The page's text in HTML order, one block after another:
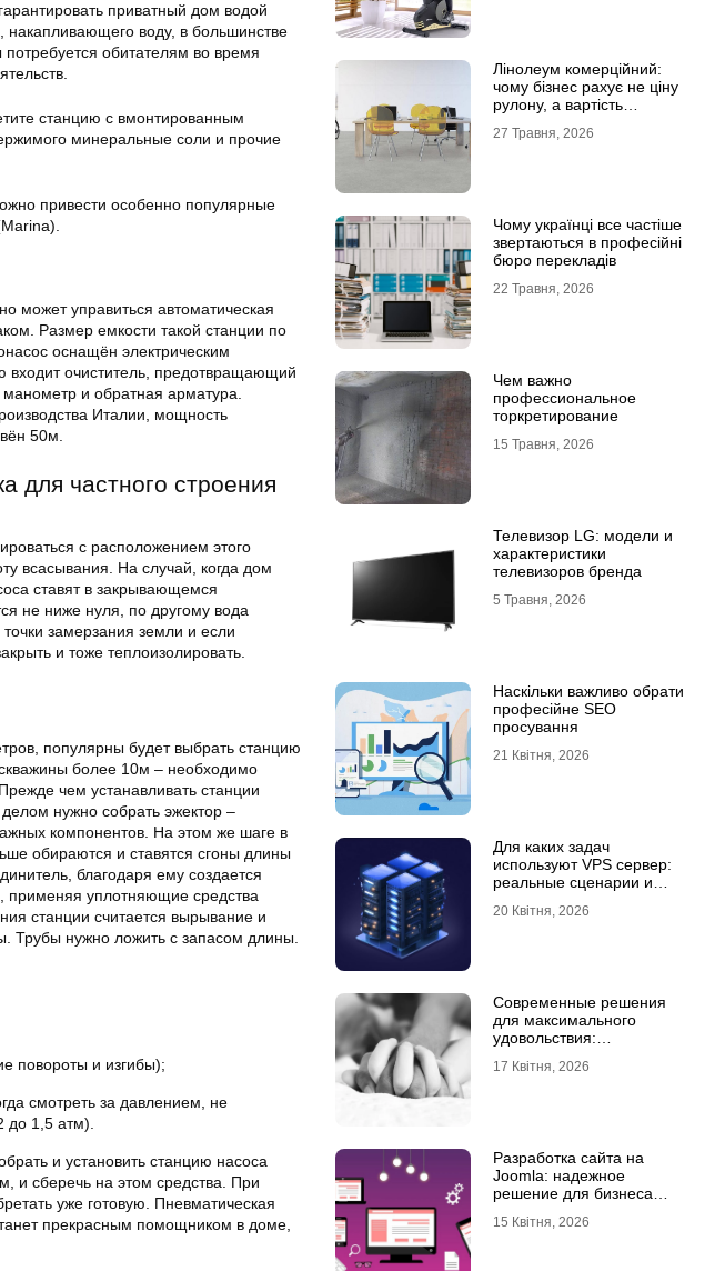
приватный дом водой
накапливающего воду, в большинстве
обитателям во время
станцию с вмонтированным
минеральные соли и прочие
привести особенно популярные
может управиться автоматическая
Размер емкости такой станции по
оснащён электрическим
входит очиститель, предотвращающий
и обратная арматура.
Италии, мощность
50м.
для частного строения
с расположением этого
всасывания. На случай, когда дом
ставят в закрывающемся
не ниже нуля, по другому вода
замерзания земли и если
и тоже теплоизолировать.
популярны будет выбрать станцию
более 10м – необходимо
чем устанавливать станции
нужно собрать эжектор –
компонентов. На этом же шаге в
обираются и ставятся сгоны длины
благодаря ему создается
применяя уплотняющие средства
станции считается вырывание и
Трубы нужно ложить с запасом длины.
повороты и изгибы);
смотреть за давлением, не
до 1,5 атм).
и установить станцию насоса
и сберечь на этом средства. При
уже готовую. Пневматическая
прекрасным помощником в доме,
Лінолеум комерційний:
чому бізнес рахує не ціну
рулону, а вартість
27 Травня, 2026
Чому українці все частіше
звертаються в професійні
бюро перекладів
22 Травня, 2026
Чем важно
профессиональное
торкретирование
15 Травня, 2026
Телевизор LG: модели и
характеристики
телевизоров бренда
5 Травня, 2026
Наскільки важливо обрати
професійне SEO
просування
21 Квітня, 2026
Для каких задач
используют VPS сервер:
реальные сценарии и
20 Квітня, 2026
Современные решения
для максимального
удовольствия:
и Womanizer для женщин
17 Квітня, 2026
Разработка сайта на
Joomla: надежное
решение для бизнеса
15 Квітня, 2026